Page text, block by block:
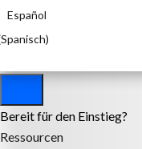
Español
Spanisch)
Bereit für den Einstieg?
Ressourcen